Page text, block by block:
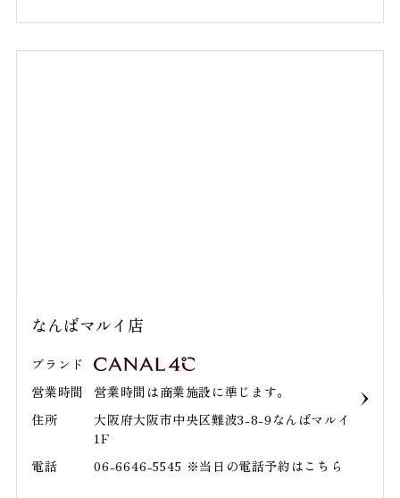
なんばマルイ店
ブランド
営業時間
営業時間は商業施設に準じます。
住所
大阪府大阪市中央区難波3-8-9なんばマルイ
1F
電話
06-6646-5545 ※当日の電話予約はこちら